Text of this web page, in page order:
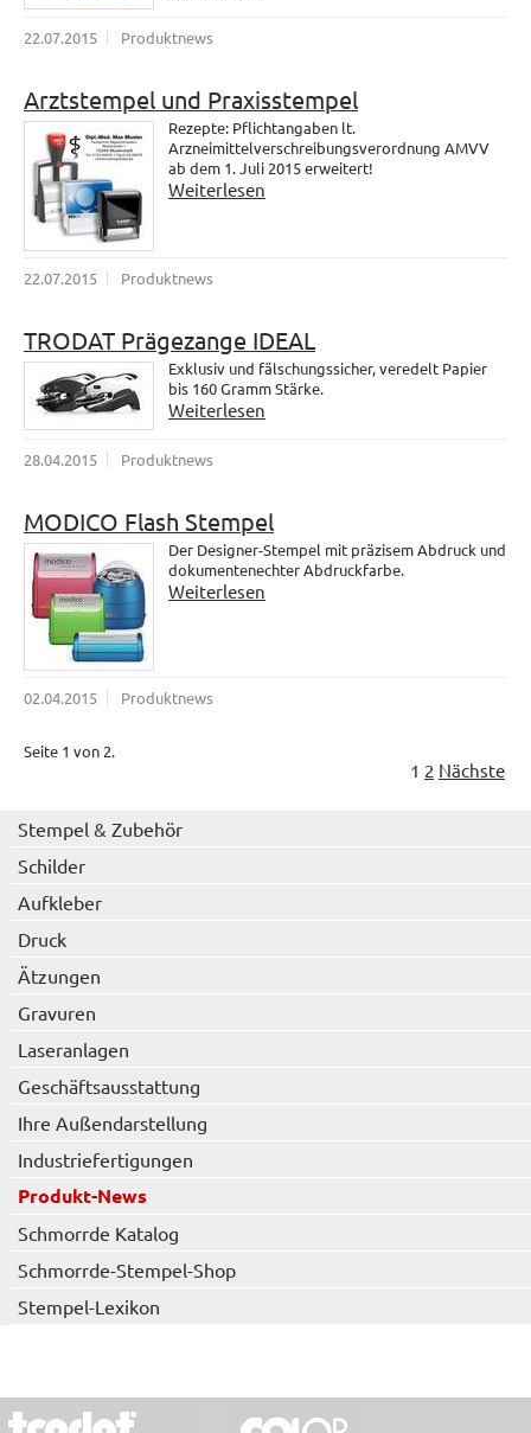
22.07.2015 Produktnews
Arztstempel und Praxisstempel
Rezepte: Pflichtangaben lt.
Arzneimittelverschreibungsverordnung AMVV
ab dem 1. Juli 2015 erweitert!
Weiterlesen
22.07.2015 Produktnews
TRODAT Prägezange IDEAL
Exklusiv und fälschungssicher, veredelt Papier
bis 160 Gramm Stärke.
Weiterlesen
28.04.2015 Produktnews
MODICO Flash Stempel
Der Designer-Stempel mit präzisem Abdruck und
dokumentenechter Abdruckfarbe.
Weiterlesen
02.04.2015 Produktnews
Seite 1 von 2.
1 2 Nächste
Stempel & Zubehör
Schilder
Aufkleber
Druck
Ätzungen
Gravuren
Laseranlagen
Geschäftsausstattung
Ihre Außendarstellung
Industriefertigungen
Produkt-News
Schmorrde Katalog
Schmorrde-Stempel-Shop
Stempel-Lexikon